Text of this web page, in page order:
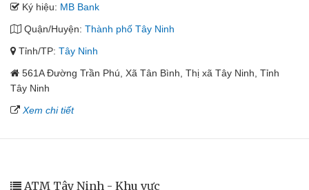
Ký hiệu: MB Bank
Quận/Huyện: Thành phố Tây Ninh
Tỉnh/TP: Tây Ninh
561A Đường Trần Phú, Xã Tân Bình, Thị xã Tây Ninh, Tỉnh
Tây Ninh
Xem chi tiết
ATM Tây Ninh - Khu vực